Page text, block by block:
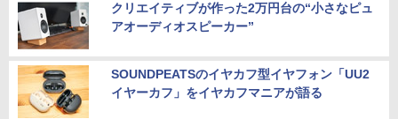
クリエイティブが作った2万円台の“小さなピュ
アオーディオスピーカー”
SOUNDPEATSのイヤカフ型イヤフォン「UU2
イヤーカフ」をイヤカフマニアが語る